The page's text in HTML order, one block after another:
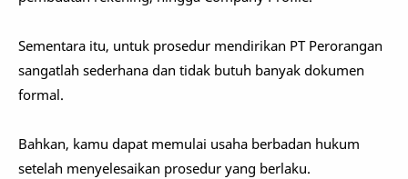
Sementara itu, untuk prosedur mendirikan PT Perorangan
sangatlah sederhana dan tidak butuh banyak dokumen
formal.
Bahkan, kamu dapat memulai usaha berbadan hukum
setelah menyelesaikan prosedur yang berlaku.